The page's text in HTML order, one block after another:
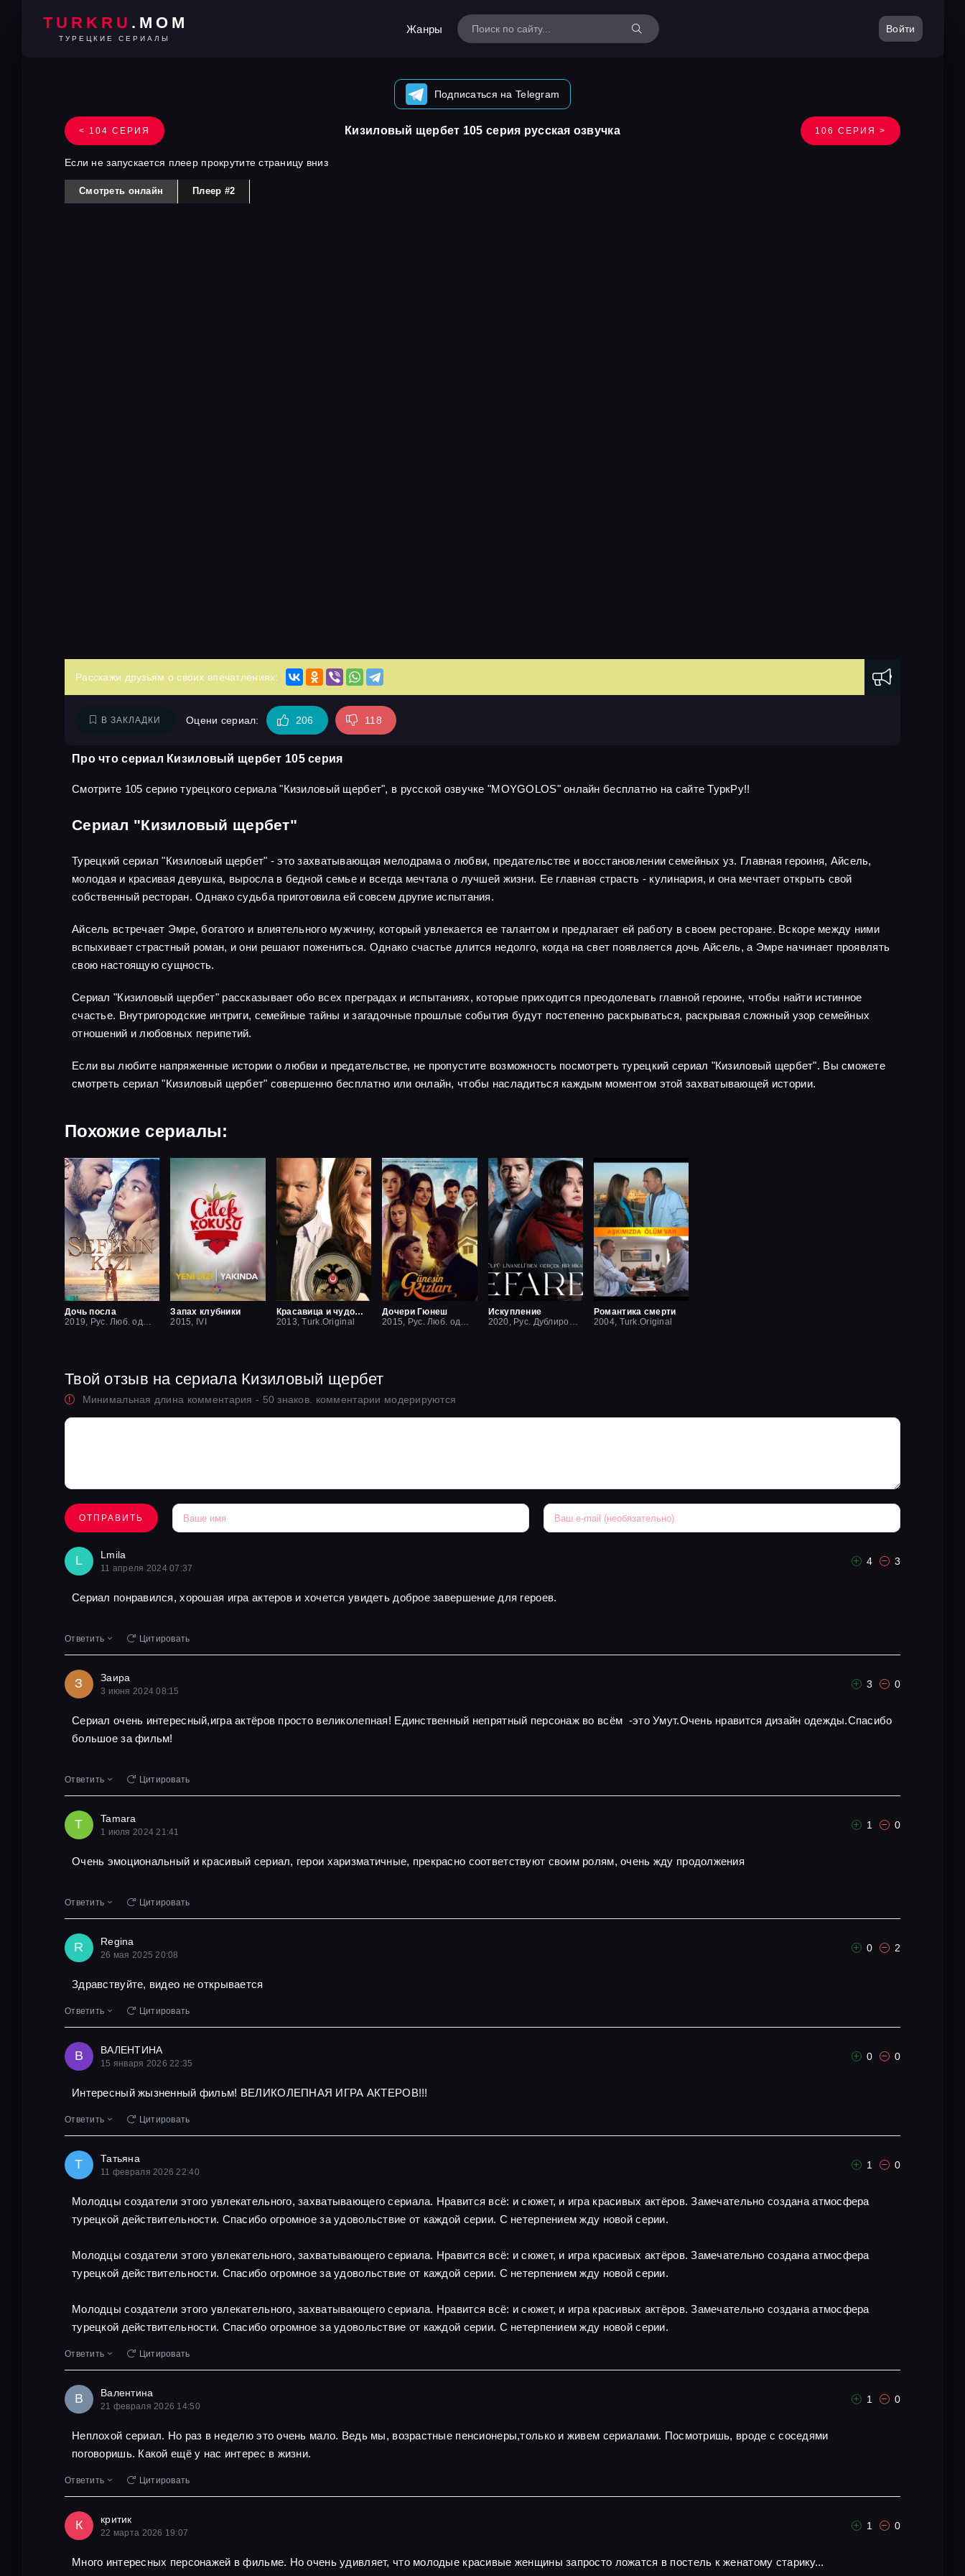
TURKRU .MOM
ТУРЕЦКИЕ СЕРИАЛЫ
Жанры Войти
Подписаться на Telegram
< 104 СЕРИЯ Кизиловый щербет 105 серия русская озвучка 106 СЕРИЯ >
Если не запускается плеер прокрутите страницу вниз
Смотреть онлайн Плеер #2
Расскажи друзьям о своих впечатлениях:
В ЗАКЛАДКИ Оцени сериал: 206 118
Про что сериал Кизиловый щербет 105 серия
Смотрите 105 серию турецкого сериала "Кизиловый щербет", в русской озвучке "MOYGOLOS" онлайн бесплатно на сайте ТуркРу!!
Сериал "Кизиловый щербет"
Турецкий сериал "Кизиловый щербет" - это захватывающая мелодрама о любви, предательстве и восстановлении семейных уз. Главная героиня, Айсель,
молодая и красивая девушка, выросла в бедной семье и всегда мечтала о лучшей жизни. Ее главная страсть - кулинария, и она мечтает открыть свой
собственный ресторан. Однако судьба приготовила ей совсем другие испытания.
Айсель встречает Эмре, богатого и влиятельного мужчину, который увлекается ее талантом и предлагает ей работу в своем ресторане. Вскоре между ними
вспыхивает страстный роман, и они решают пожениться. Однако счастье длится недолго, когда на свет появляется дочь Айсель, а Эмре начинает проявлять
свою настоящую сущность.
Сериал "Кизиловый щербет" рассказывает обо всех преградах и испытаниях, которые приходится преодолевать главной героине, чтобы найти истинное
счастье. Внутригородские интриги, семейные тайны и загадочные прошлые события будут постепенно раскрываться, раскрывая сложный узор семейных
отношений и любовных перипетий.
Если вы любите напряженные истории о любви и предательстве, не пропустите возможность посмотреть турецкий сериал "Кизиловый щербет". Вы сможете
смотреть сериал "Кизиловый щербет" совершенно бесплатно или онлайн, чтобы насладиться каждым моментом этой захватывающей истории.
Похожие сериалы:
Дочь посла
Запах клубники
2015, IVI
Красавица и чудовище
2013, Turk.Original
Дочери Гюнеш
Искупление
Романтика смерти
2004, Turk.Original
Твой отзыв на сериала Кизиловый щербет
Минимальная длина комментария - 50 знаков. комментарии модерируются
ОТПРАВИТЬ
L Lmila
11 апреля 2024 07:37
4 3
Сериал понравился, хорошая игра актеров и хочется увидеть доброе завершение для героев.
Ответить Цитировать
З Заира
3 июня 2024 08:15
3 0
Сериал очень интересный,игра актёров просто великолепная! Единственный непрятный персонаж во всём -это Умут.Очень нравится дизайн одежды.Спасибо
большое за фильм!
Ответить Цитировать
T Tamara
1 июля 2024 21:41
1 0
Очень эмоциональный и красивый сериал, герои харизматичные, прекрасно соответствуют своим ролям, очень жду продолжения
Ответить Цитировать
R Regina
26 мая 2025 20:08
0 2
Здравствуйте, видео не открывается
Ответить Цитировать
В ВАЛЕНТИНА
15 января 2026 22:35
0 0
Интересный жызненный фильм! ВЕЛИКОЛЕПНАЯ ИГРА АКТЕРОВ!!!
Ответить Цитировать
Т Татьяна
11 февраля 2026 22:40
1 0
Молодцы создатели этого увлекательного, захватывающего сериала. Нравится всё: и сюжет, и игра красивых актёров. Замечательно создана атмосфера
турецкой действительности. Спасибо огромное за удовольствие от каждой серии. С нетерпением жду новой серии.
Молодцы создатели этого увлекательного, захватывающего сериала. Нравится всё: и сюжет, и игра красивых актёров. Замечательно создана атмосфера
турецкой действительности. Спасибо огромное за удовольствие от каждой серии. С нетерпением жду новой серии.
Молодцы создатели этого увлекательного, захватывающего сериала. Нравится всё: и сюжет, и игра красивых актёров. Замечательно создана атмосфера
турецкой действительности. Спасибо огромное за удовольствие от каждой серии. С нетерпением жду новой серии.
Ответить Цитировать
В Валентина
21 февраля 2026 14:50
1 0
Неплохой сериал. Но раз в неделю это очень мало. Ведь мы, возрастные пенсионеры,только и живем сериалами. Посмотришь, вроде с соседями
поговоришь. Какой ещё у нас интерес в жизни.
Ответить Цитировать
К критик
22 марта 2026 19:07
1 0
Много интересных персонажей в фильме. Но очень удивляет, что молодые красивые женщины запросто ложатся в постель к женатому старику...